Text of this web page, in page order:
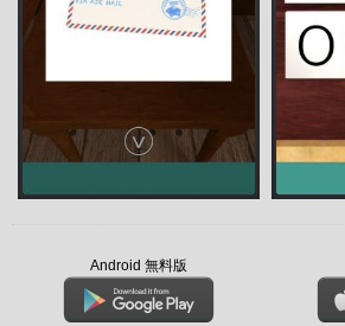
Android 無料版